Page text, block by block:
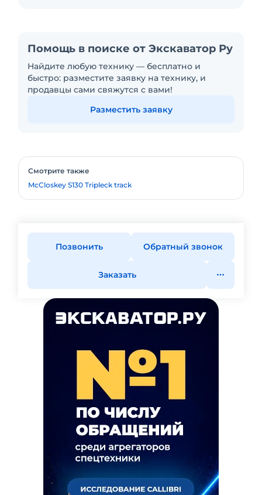
Помощь в поиске от Экскаватор Ру
Найдите любую технику — бесплатно и
быстро: разместите заявку на технику, и
продавцы сами свяжутся с вами!
Разместить заявку
Смотрите также
McCloskey S130 Tripleck track
Позвонить Обратный звонок
Заказать